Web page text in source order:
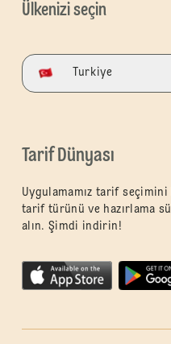
Ülkenizi seçin
Turkiye
Tarif Dünyası
Uygulamamız tarif seçimini
tarif türünü ve hazırlama
alın. Şimdi indirin!